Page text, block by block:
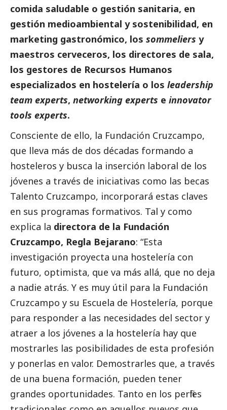
comida saludable o gestión sanitaria, en
gestión medioambiental y sostenibilidad, en
marketing gastronómico, los sommeliers y
maestros cerveceros, los directores de sala,
los gestores de Recursos Humanos
especializados en hostelería o los leadership
team experts, networking experts e innovator
tools experts.
Consciente de ello, la Fundación Cruzcampo,
que lleva más de dos décadas formando a
hosteleros y busca la inserción laboral de los
jóvenes a través de iniciativas como las becas
Talento Cruzcampo, incorporará estas claves
en sus programas formativos. Tal y como
explica la directora de la Fundación
Cruzcampo, Regla Bejarano: “Esta
investigación proyecta una hostelería con
futuro, optimista, que va más allá, que no deja
a nadie atrás. Y es muy útil para la Fundación
Cruzcampo y su Escuela de Hostelería, porque
para responder a las necesidades del sector y
atraer a los jóvenes a la hostelería hay que
mostrarles las posibilidades de esta profesión
y ponerlas en valor. Demostrarles que, a través
de una buena formación, pueden tener
grandes oportunidades. Tanto en los perfiles